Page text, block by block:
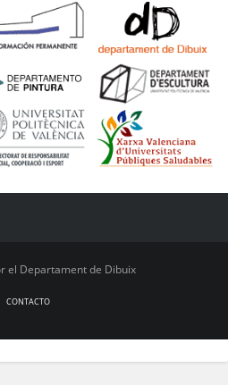
el Departament de Dibuix
CONTACTO